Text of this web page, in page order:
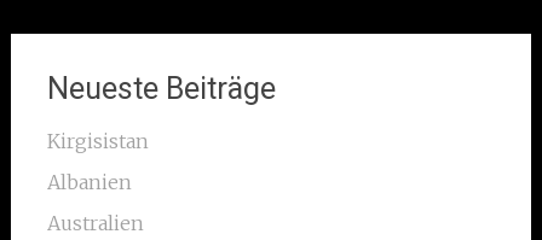
Neueste Beiträge
Kirgisistan
Albanien
Australien